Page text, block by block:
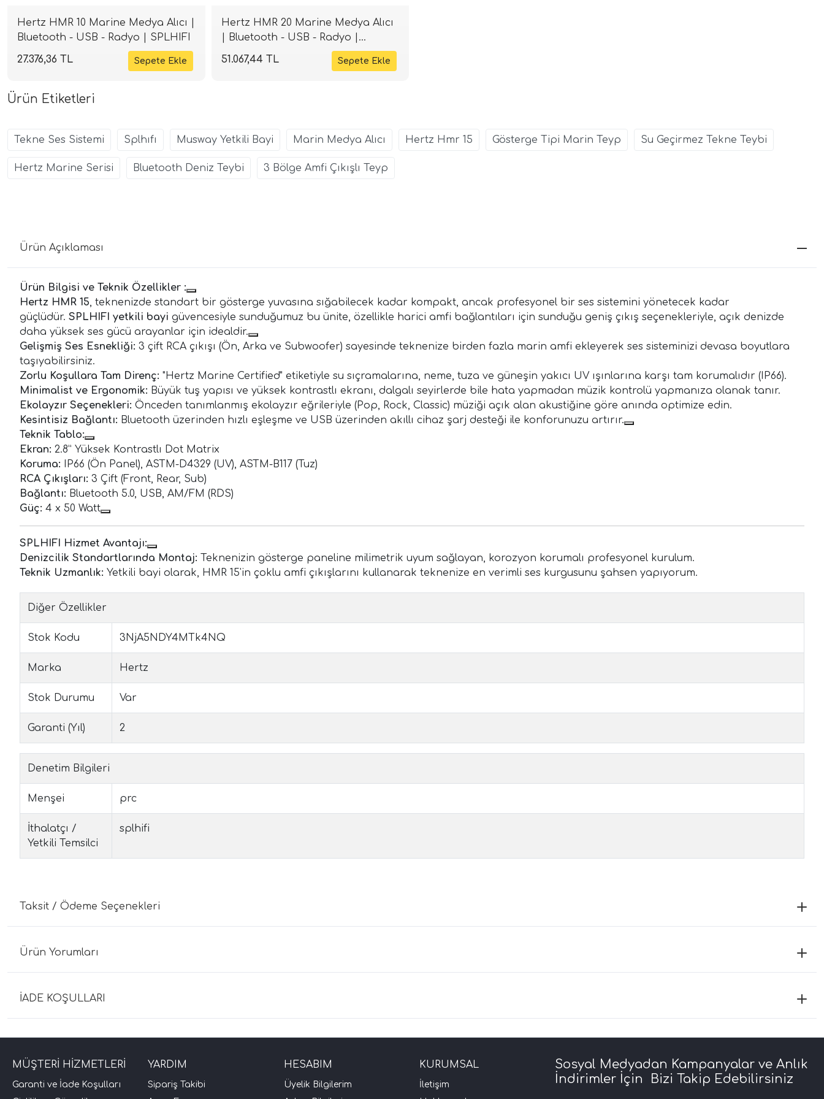
Hertz HMR 10 Marine Medya Alıcı |
Bluetooth - USB - Radyo | SPLHIFI
27.376,36 TL
Hertz HMR 20 Marine Medya Alıcı
| Bluetooth - USB - Radyo |
SPLHIFI
51.067,44 TL
Ürün Etiketleri
Tekne Ses Sistemi Splhıfı Musway Yetkili Bayi Marin Medya Alıcı Hertz Hmr 15 Gösterge Tipi Marin Teyp Su Geçirmez Tekne Teybi
Hertz Marine Serisi Bluetooth Deniz Teybi 3 Bölge Amfi Çıkışlı Teyp
Ürün Açıklaması
Ürün Bilgisi ve Teknik Özellikler :
Hertz HMR 15, teknenizde standart bir gösterge yuvasına sığabilecek kadar kompakt, ancak profesyonel bir ses sistemini yönetecek kadar
güçlüdür. SPLHIFI yetkili bayi güvencesiyle sunduğumuz bu ünite, özellikle harici amfi bağlantıları için sunduğu geniş çıkış seçenekleriyle, açık denizde
daha yüksek ses gücü arayanlar için idealdir.
Gelişmiş Ses Esnekliği: 3 çift RCA çıkışı (Ön, Arka ve Subwoofer) sayesinde teknenize birden fazla marin amfi ekleyerek ses sisteminizi devasa boyutlara
taşıyabilirsiniz.
Zorlu Koşullara Tam Direnç: "Hertz Marine Certified" etiketiyle su sıçramalarına, neme, tuza ve güneşin yakıcı UV ışınlarına karşı tam korumalıdır (IP66).
Minimalist ve Ergonomik: Büyük tuş yapısı ve yüksek kontrastlı ekranı, dalgalı seyirlerde bile hata yapmadan müzik kontrolü yapmanıza olanak tanır.
Ekolayzır Seçenekleri: Önceden tanımlanmış ekolayzır eğrileriyle (Pop, Rock, Classic) müziği açık alan akustiğine göre anında optimize edin.
Kesintisiz Bağlantı: Bluetooth üzerinden hızlı eşleşme ve USB üzerinden akıllı cihaz şarj desteği ile konforunuzu artırır.
Teknik Tablo:
Ekran: 2.8” Yüksek Kontrastlı Dot Matrix
Koruma: IP66 (Ön Panel), ASTM-D4329 (UV), ASTM-B117 (Tuz)
RCA Çıkışları: 3 Çift (Front, Rear, Sub)
Bağlantı: Bluetooth 5.0, USB, AM/FM (RDS)
Güç: 4 x 50 Watt
SPLHIFI Hizmet Avantajı:
Denizcilik Standartlarında Montaj: Teknenizin gösterge paneline milimetrik uyum sağlayan, korozyon korumalı profesyonel kurulum.
Teknik Uzmanlık: Yetkili bayi olarak, HMR 15'in çoklu amfi çıkışlarını kullanarak teknenize en verimli ses kurgusunu şahsen yapıyorum.
Diğer Özellikler
Stok Kodu 3NjA5NDY4MTk4NQ
Marka Hertz
Stok Durumu Var
Garanti (Yıl) 2
Denetim Bilgileri
Menşei prc
İthalatçı /
Yetkili Temsilci
splhifi
Taksit / Ödeme Seçenekleri
Ürün Yorumları
İADE KOŞULLARI
MÜŞTERİ HİZMETLERİ
Garanti ve İade Koşulları
YARDIM
Sipariş Takibi
HESABIM
Üyelik Bilgilerim
KURUMSAL
İletişim
Sosyal Medyadan Kampanyalar ve Anlık
İndirimler İçin Bizi Takip Edebilirsiniz